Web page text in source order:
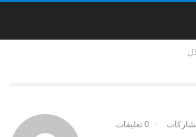
0 تعليقات